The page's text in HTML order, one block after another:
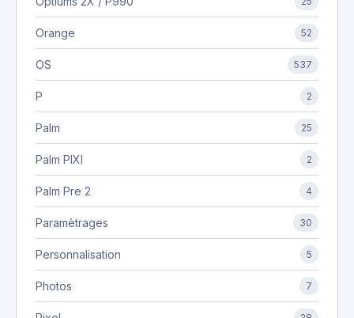
Orange 52
OS 537
P 2
Palm 25
Palm PIXI 2
Palm Pre 2 4
Paramètrages 30
Personnalisation 5
Photos 7